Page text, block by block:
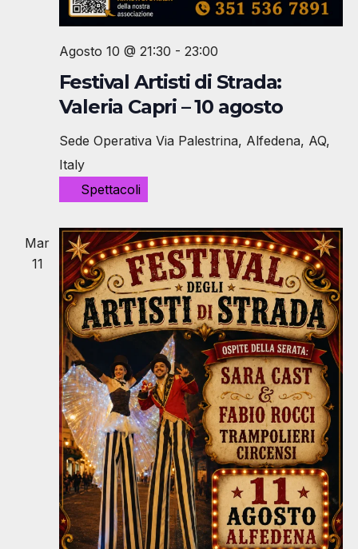
Festival Artisti di Strada:
Valeria Capri – 10 agosto
Agosto 10 @ 21:30 - 23:00
Sede Operativa Via Palestrina, Alfedena, AQ,
Italy
Spettacoli
Mar
11